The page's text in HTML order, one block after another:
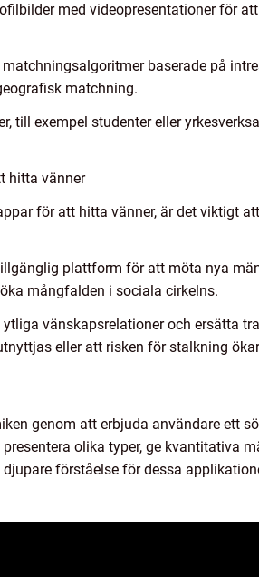
med videopresentationer för
baserade på
matchning.
till exempel studenter eller
hitta vänner
för att hitta vänner, är det viktigt
plattform för att möta nya
mångfalden i sociala cirkelns.
vänskapsrelationer och ersätta
eller att risken för stalkning
genom att erbjuda användare ett
olika typer, ge kvantitativa
förståelse för dessa